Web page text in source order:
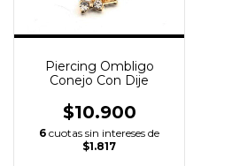
Piercing Ombligo
Conejo Con Dije
$10.900
6 cuotas sin intereses de
$1.817